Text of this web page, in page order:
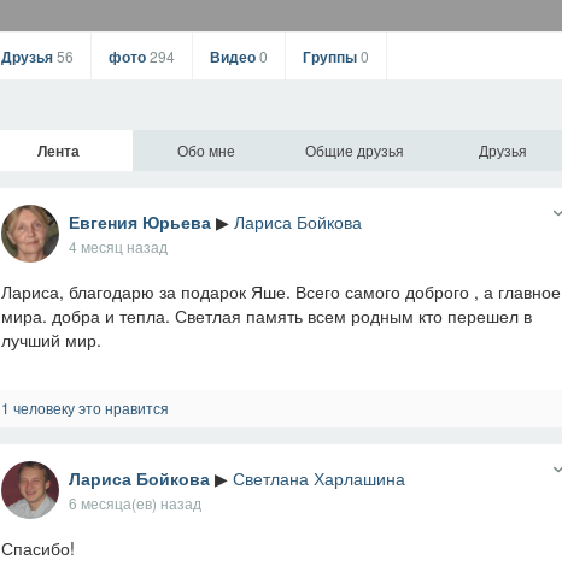
Друзья56 фото294 Видео0 Группы0
Лента Обо мне Общие друзья Друзья
Евгения Юрьева ▶Лариса Бойкова
4 месяц назад
Лариса, благодарю за подарок Яше. Всего самого доброго , а главное
мира. добра и тепла. Светлая память всем родным кто перешел в
лучший мир.
1 человеку это нравится
Лариса Бойкова ▶Светлана Харлашина
6 месяца(ев) назад
Спасибо!